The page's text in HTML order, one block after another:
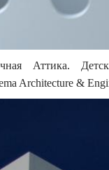
Аттика.
Architecture &